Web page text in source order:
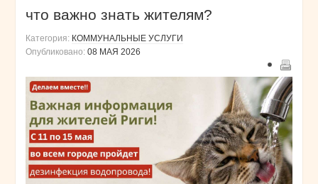
что важно знать жителям?
Категория: КОММУНАЛЬНЫЕ УСЛУГИ
Опубликовано: 08 МАЯ 2026